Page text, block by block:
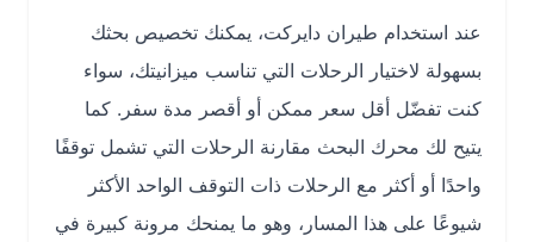
عند استخدام طيران دايركت، يمكنك تخصيص بحثك
بسهولة لاختيار الرحلات التي تناسب ميزانيتك، سواء
كنت تفضّل أقل سعر ممكن أو أقصر مدة سفر. كما
يتيح لك محرك البحث مقارنة الرحلات التي تشمل توقفًا
واحدًا أو أكثر مع الرحلات ذات التوقف الواحد الأكثر
شيوعًا على هذا المسار، وهو ما يمنحك مرونة كبيرة في